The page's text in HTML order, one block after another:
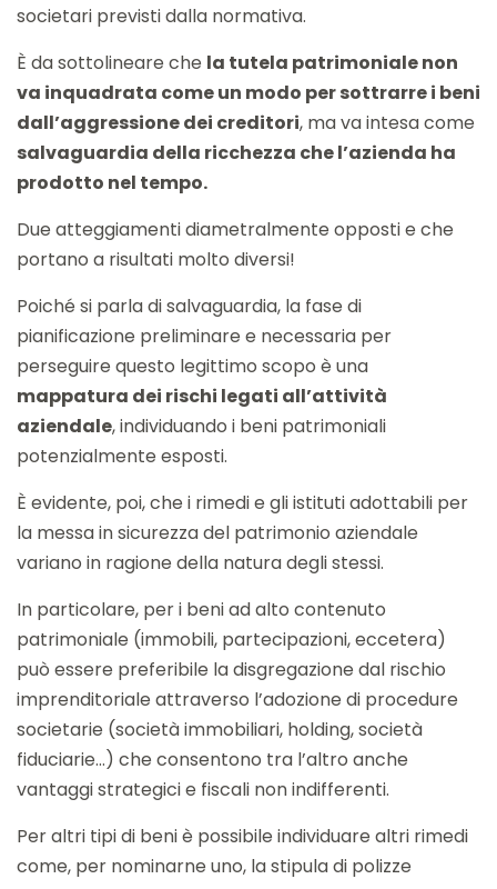
societari previsti dalla normativa.
È da sottolineare che la tutela patrimoniale non
va inquadrata come un modo per sottrarre i beni
dall’aggressione dei creditori, ma va intesa come
salvaguardia della ricchezza che l’azienda ha
prodotto nel tempo.
Due atteggiamenti diametralmente opposti e che
portano a risultati molto diversi!
Poiché si parla di salvaguardia, la fase di
pianificazione preliminare e necessaria per
perseguire questo legittimo scopo è una
mappatura dei rischi legati all’attività
aziendale, individuando i beni patrimoniali
potenzialmente esposti.
È evidente, poi, che i rimedi e gli istituti adottabili per
la messa in sicurezza del patrimonio aziendale
variano in ragione della natura degli stessi.
In particolare, per i beni ad alto contenuto
patrimoniale (immobili, partecipazioni, eccetera)
può essere preferibile la disgregazione dal rischio
imprenditoriale attraverso l’adozione di procedure
societarie (società immobiliari, holding, società
fiduciarie…) che consentono tra l’altro anche
vantaggi strategici e fiscali non indifferenti.
Per altri tipi di beni è possibile individuare altri rimedi
come, per nominarne uno, la stipula di polizze